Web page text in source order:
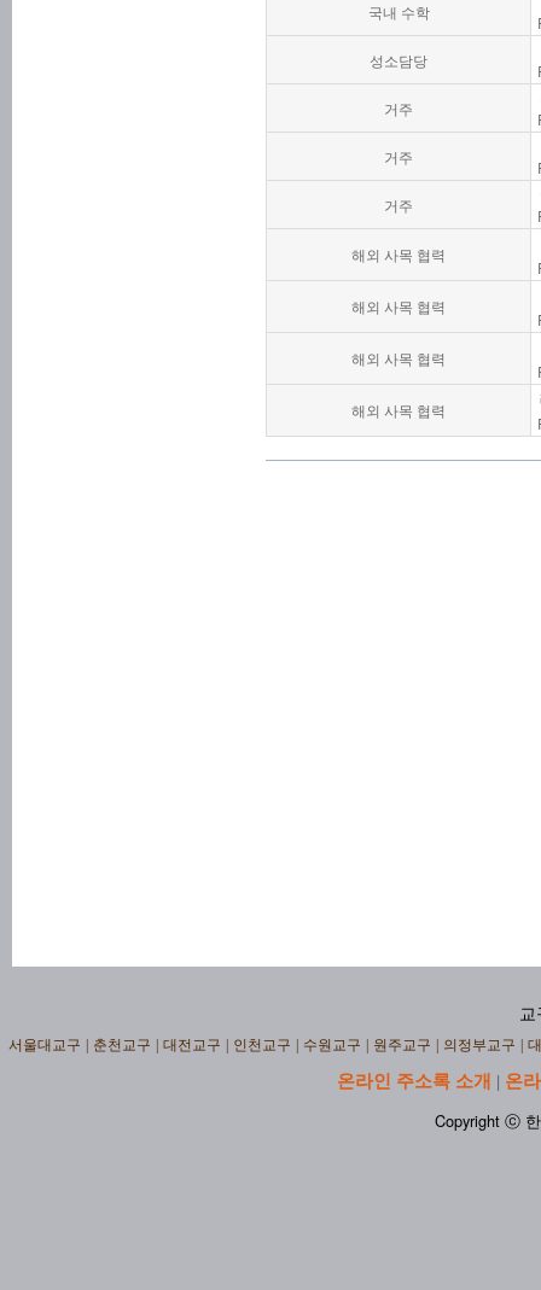
국내 수학
성소담당
거주
거주
거주
해외 사목 협력
해외 사목 협력
해외 사목 협력
해외 사목 협력
교
서울대교구 춘천교구 대전교구 인천교구 수원교구 원주교구 의정부교구
온라인 주소록 소개 | 온
Copyright ⓒ